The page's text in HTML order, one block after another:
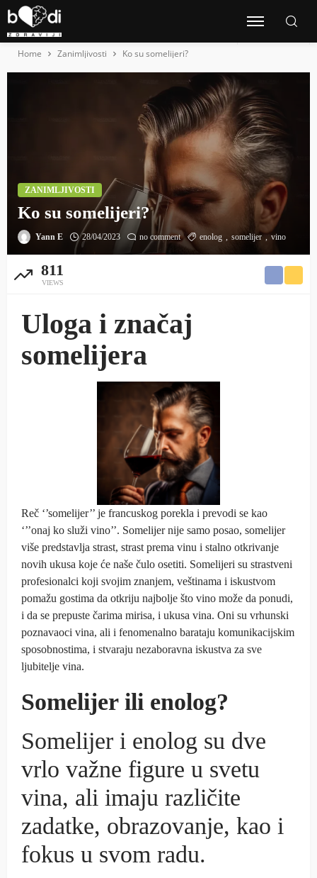
Home Zanimljivosti Ko su somelijeri?
ZANIMLJIVOSTI
Ko su somelijeri?
Yann E 28/04/2023 no comment enolog somelijer vino
811
VIEWS
Uloga i značaj
somelijera
Reč ‘’somelijer’’ je francuskog porekla i prevodi se kao
‘’’onaj ko služi vino’’. Somelijer nije samo posao, somelijer
više predstavlja strast, strast prema vinu i stalno otkrivanje
novih ukusa koje će naše čulo osetiti. Somelijeri su strastveni
profesionalci koji svojim znanjem, veštinama i iskustvom
pomažu gostima da otkriju najbolje što vino može da ponudi,
i da se prepuste čarima mirisa, i ukusa vina. Oni su vrhunski
poznavaoci vina, ali i fenomenalno barataju komunikacijskim
sposobnostima, i stvaraju nezaboravna iskustva za sve
ljubitelje vina.
Somelijer ili enolog?
Somelijer i enolog su dve
vrlo važne figure u svetu
vina, ali imaju različite
zadatke, obrazovanje, kao i
fokus u svom radu.